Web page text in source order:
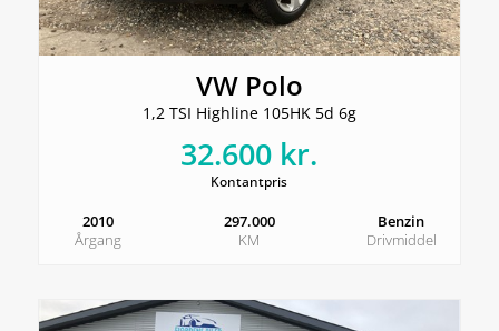
VW Polo
1,2 TSI Highline 105HK 5d 6g
32.600 kr.
Kontantpris
2010
Årgang
297.000
KM
Benzin
Drivmiddel